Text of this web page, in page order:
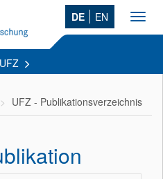
DE EN
UFZ
UFZ - Publikationsverzeichnis